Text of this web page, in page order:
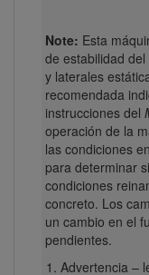
Note: Esta
de estabilidad
y laterales
recomendada
instrucciones del
operación de la
las condiciones
para determinar
condiciones
concreto. Los
un cambio en el
pendientes.
Advertencia –